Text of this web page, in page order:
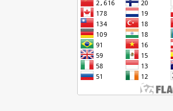
DISPARITÀ EBRAICO
EDITORE EDUCAZIONE
EQUIVOCO EREDITÀ
ESPERANTO ESPERIENZA
ETNICA